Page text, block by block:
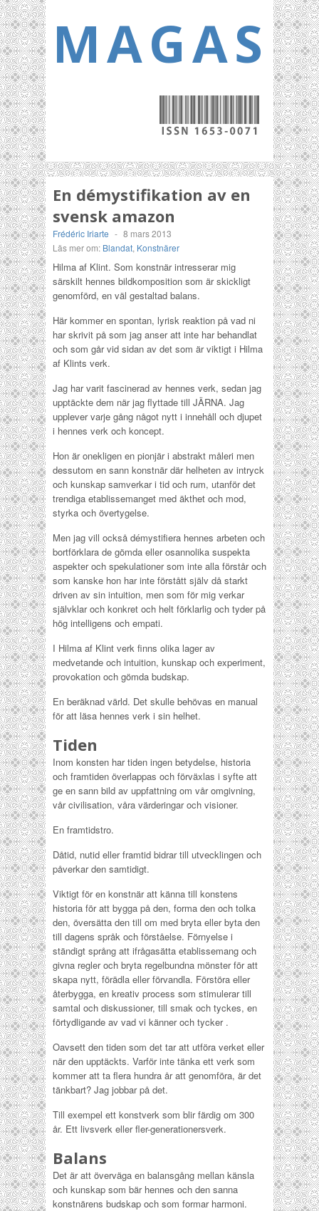
En démystifikation av en
svensk amazon
Frédéric Iriarte - 8 mars 2013
Läs mer om: Blandat, Konstnärer
Hilma af Klint. Som konstnär intresserar mig
särskilt hennes bildkomposition som är skickligt
genomförd, en väl gestaltad balans.
Här kommer en spontan, lyrisk reaktion på vad ni
har skrivit på som jag anser att inte har behandlat
och som går vid sidan av det som är viktigt i Hilma
af Klints verk.
Jag har varit fascinerad av hennes verk, sedan jag
upptäckte dem när jag flyttade till JÄRNA. Jag
upplever varje gång något nytt i innehåll och djupet
i hennes verk och koncept.
Hon är onekligen en pionjär i abstrakt måleri men
dessutom en sann konstnär där helheten av intryck
och kunskap samverkar i tid och rum, utanför det
trendiga etablissemanget med äkthet och mod,
styrka och övertygelse.
Men jag vill också démystifiera hennes arbeten och
bortförklara de gömda eller osannolika suspekta
aspekter och spekulationer som inte alla förstår och
som kanske hon har inte förstått själv då starkt
driven av sin intuition, men som för mig verkar
självklar och konkret och helt förklarlig och tyder på
hög intelligens och empati.
I Hilma af Klint verk finns olika lager av
medvetande och intuition, kunskap och experiment,
provokation och gömda budskap.
En beräknad värld. Det skulle behövas en manual
för att läsa hennes verk i sin helhet.
Tiden
Inom konsten har tiden ingen betydelse, historia
och framtiden överlappas och förväxlas i syfte att
ge en sann bild av uppfattning om vår omgivning,
vår civilisation, våra värderingar och visioner.
En framtidstro.
Dåtid, nutid eller framtid bidrar till utvecklingen och
påverkar den samtidigt.
Viktigt för en konstnär att känna till konstens
historia för att bygga på den, forma den och tolka
den, översätta den till om med bryta eller byta den
till dagens språk och förståelse. Förnyelse i
ständigt språng att ifrågasätta etablissemang och
givna regler och bryta regelbundna mönster för att
skapa nytt, förädla eller förvandla. Förstöra eller
återbygga, en kreativ process som stimulerar till
samtal och diskussioner, till smak och tyckes, en
förtydligande av vad vi känner och tycker .
Oavsett den tiden som det tar att utföra verket eller
när den upptäckts. Varför inte tänka ett verk som
kommer att ta flera hundra år att genomföra, är det
tänkbart? Jag jobbar på det.
Till exempel ett konstverk som blir färdig om 300
år. Ett livsverk eller fler-generationersverk.
Balans
Det är att överväga en balansgång mellan känsla
och kunskap som bär hennes och den sanna
konstnärens budskap och som formar harmoni.